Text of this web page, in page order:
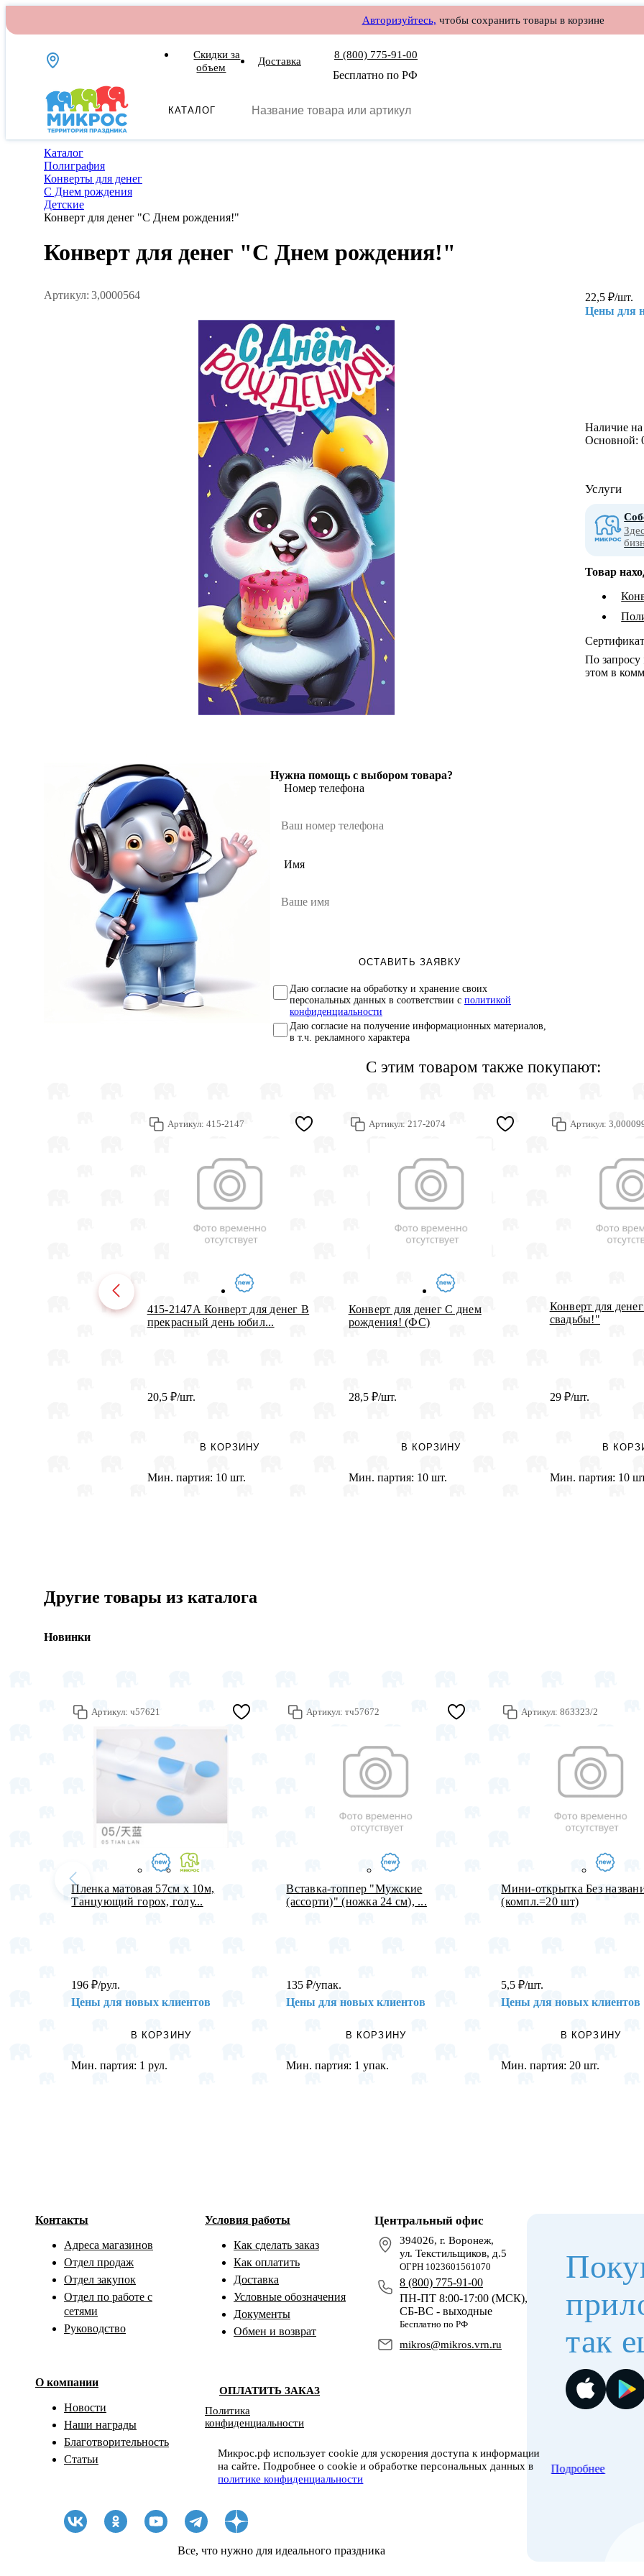
Авторизуйтесь, чтобы сохранить товары в корзине
Скидки за
объем
Доставка
8 (800) 775-91-00
Бесплатно по РФ
КАТАЛОГ
Каталог
Полиграфия
Конверты для денег
С Днем рождения
Детские
Конверт для денег "С Днем рождения!"
Конверт для денег "С Днем рождения!"
Артикул: 3,0000564
Нужна помощь с выбором товара?
Номер телефона
Имя
ОСТАВИТЬ ЗАЯВКУ
Даю согласие на обработку и хранение своих
персональных данных в соответствии с политикой
конфиденциальности
Даю согласие на получение информационных материалов,
в т.ч. рекламного характера
22,5₽/шт.
Цены для
Наличие на
Основной:
Услуги
Товар
Сертификат
По
этом в
С этим товаром также покупают:
Артикул: 415-2147
415-2147А Конверт для денег В
прекрасный день юбил...
20,5 ₽/шт.
В КОРЗИНУ
Мин. партия: 10 шт.
Артикул: 217-2074
Конверт для денег С днем
рождения! (ФС)
28,5 ₽/шт.
В КОРЗИНУ
Мин. партия: 10 шт.
Артикул:
Конверт для
свадьбы!"
29 ₽/шт.
В
Мин. партия: 10
Другие товары из каталога
Новинки
Артикул: ч57621
Пленка матовая 57см х 10м,
Танцующий горох, голу...
196₽/рул.
Цены для новых клиентов
В КОРЗИНУ
Мин. партия: 1 рул.
Артикул: тч57672
Вставка-топпер "Мужские
(ассорти)" (ножка 24 см), ...
135₽/упак.
Цены для новых клиентов
В КОРЗИНУ
Мин. партия: 1 упак.
Артикул: 8б3323/2
Мини-открытка Без
(компл.=20 шт)
5,5₽/шт.
Цены для новых клиентов
В КОРЗИНУ
Мин. партия: 20 шт.
Микрос.рф использует cookie для ускорения доступа к информации
на сайте. Подробнее о cookie и обработке персональных данных в
политике конфиденциальности
Подробнее
Центральный офис
394026, г. Воронеж,
ул. Текстильщиков, д.5
ОГРН 1023601561070
8 (800) 775-91-00
ПН-ПТ 8:00-17:00 (МСК),
СБ-ВС - выходные
Бесплатно по РФ
mikros@mikros.vrn.ru
Контакты
Адреса магазинов
Отдел продаж
Отдел закупок
Отдел по работе с
сетями
Руководство
О компании
Новости
Наши награды
Благотворительность
Статьи
Условия работы
Как сделать заказ
Как оплатить
Доставка
Условные обозначения
Документы
Обмен и возврат
ОПЛАТИТЬ ЗАКАЗ
Политика
конфиденциальности
Все, что нужно для идеального праздника
так